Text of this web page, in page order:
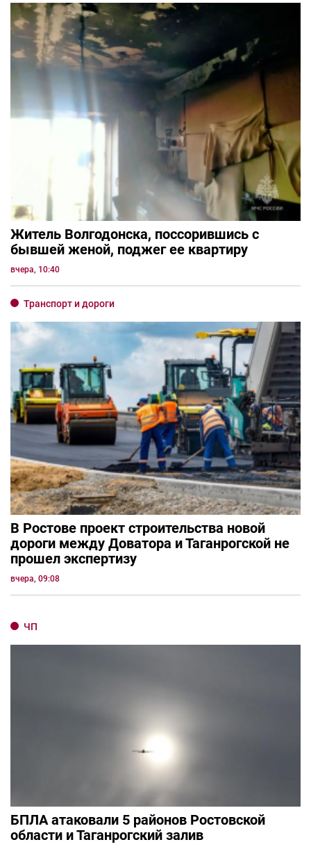
Житель Волгодонска, поссорившись с
бывшей женой, поджег ее квартиру
вчера, 10:40
Транспорт и дороги
В Ростове проект строительства новой
дороги между Доватора и Таганрогской не
прошел экспертизу
вчера, 09:08
ЧП
БПЛА атаковали 5 районов Ростовской
области и Таганрогский залив